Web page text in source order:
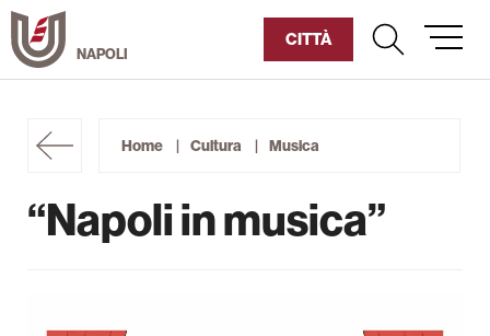
Vai
al
contenuto
CITTÀ
Home Cultura Musica
“Napoli in musica”
Sostienici